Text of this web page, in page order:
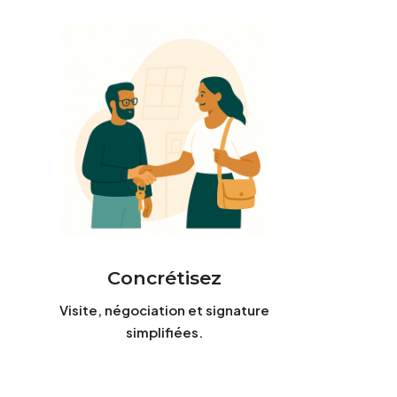
Concrétisez
Visite, négociation et signature
simplifiées.